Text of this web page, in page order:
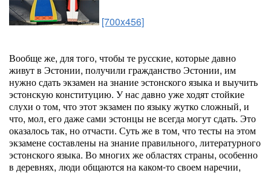
[700x456]
Вообще же, для того, чтобы те русские, которые давно
живут в Эстонии, получили гражданство Эстонии, им
нужно сдать экзамен на знание эстонского языка и выучить
эстонскую конституцию. У нас давно уже ходят стойкие
слухи о том, что этот экзамен по языку жутко сложный, и
что, мол, его даже сами эстонцы не всегда могут сдать. Это
оказалось так, но отчасти. Суть же в том, что тесты на этом
экзамене составлены на знание правильного, литературного
эстонского языка. Во многих же областях страны, особенно
в деревнях, люди общаются на каком-то своем наречии,